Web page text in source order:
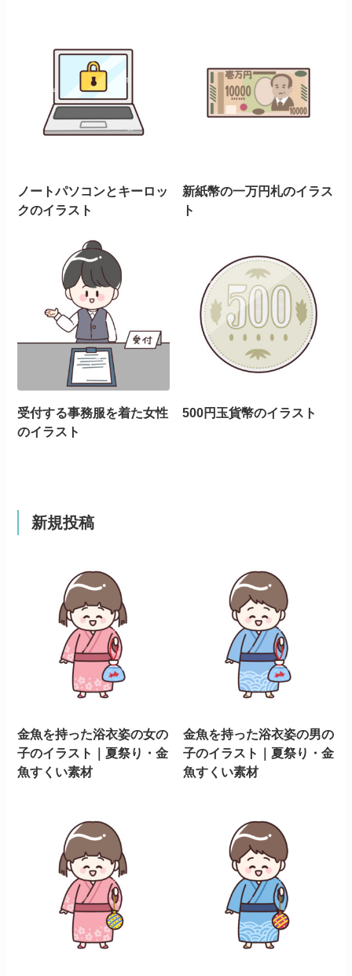
ノートパソコンとキーロッ
クのイラスト
新紙幣の一万円札のイラス
ト
受付する事務服を着た女性
のイラスト
500円玉貨幣のイラスト
新規投稿
金魚を持った浴衣姿の女の
子のイラスト｜夏祭り・金
魚すくい素材
金魚を持った浴衣姿の男の
子のイラスト｜夏祭り・金
魚すくい素材